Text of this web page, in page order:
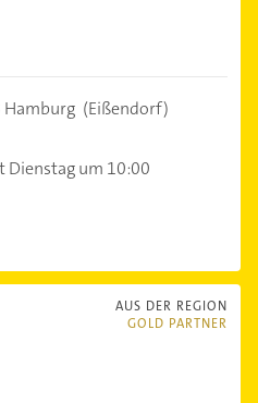
Hamburg (Eißendorf)
Dienstag um 10:00
AUS DER REGION
GOLD PARTNER